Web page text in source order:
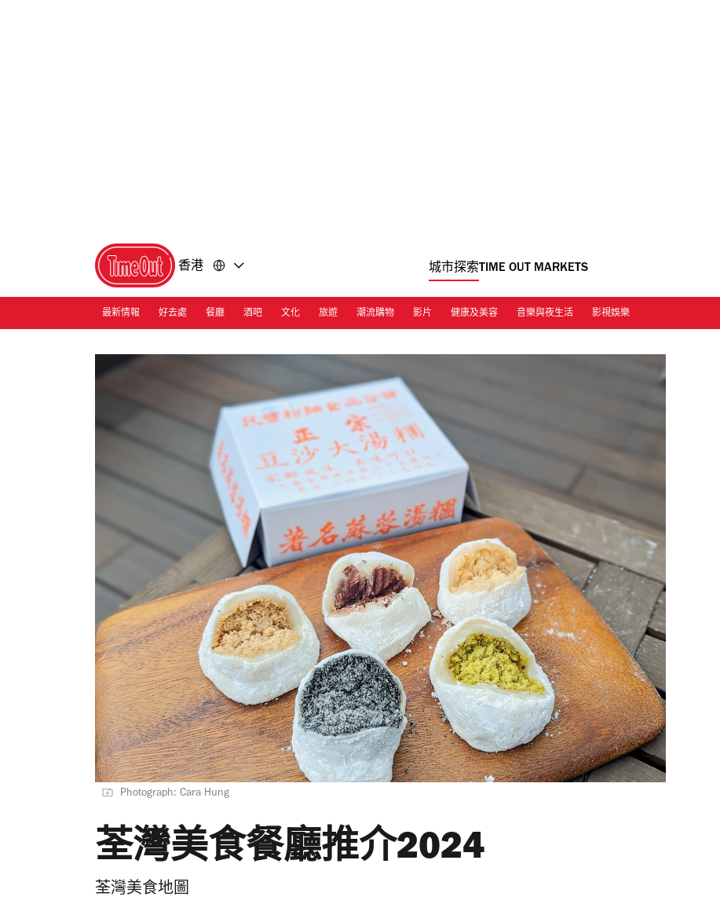
香港 城市探索TIME OUT MARKETS
最新情報 好去處 餐廳 酒吧 文化 旅遊 潮流購物 影片 健康及美容 音樂與夜生活 影視娛樂
Photograph: Cara Hung
荃灣美食餐廳推介2024
荃灣美食地圖